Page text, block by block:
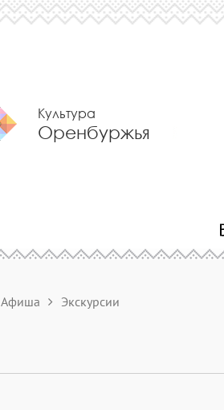
Культура
Оренбуржья
Афиша Экскурсии